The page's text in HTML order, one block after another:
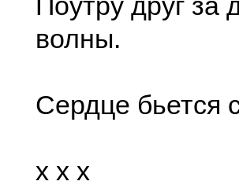
волны.
Сердце бьется
x x x